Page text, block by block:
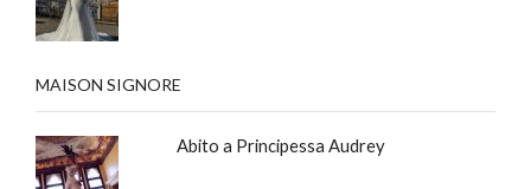
MAISON SIGNORE
Abito a Principessa Audrey